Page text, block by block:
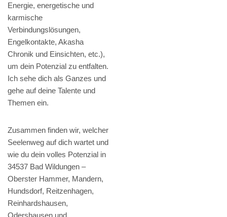
Energie, energetische und
karmische
Verbindungslösungen,
Engelkontakte, Akasha
Chronik und Einsichten, etc.),
um dein Potenzial zu entfalten.
Ich sehe dich als Ganzes und
gehe auf deine Talente und
Themen ein.
Zusammen finden wir, welcher
Seelenweg auf dich wartet und
wie du dein volles Potenzial in
34537 Bad Wildungen –
Oberster Hammer, Mandern,
Hundsdorf, Reitzenhagen,
Reinhardshausen,
Odershausen und